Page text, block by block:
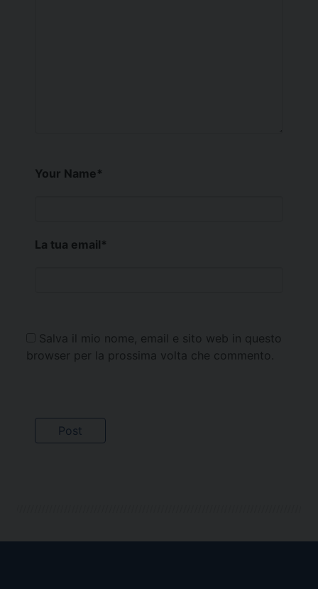
Your Name*
La tua email*
Salva il mio nome, email e sito web in questo
browser per la prossima volta che commento.